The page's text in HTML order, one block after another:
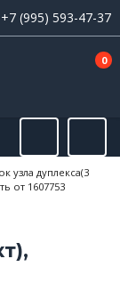
+7 (995) 593-47-37
0
узла дуплекса(3
от 1607753